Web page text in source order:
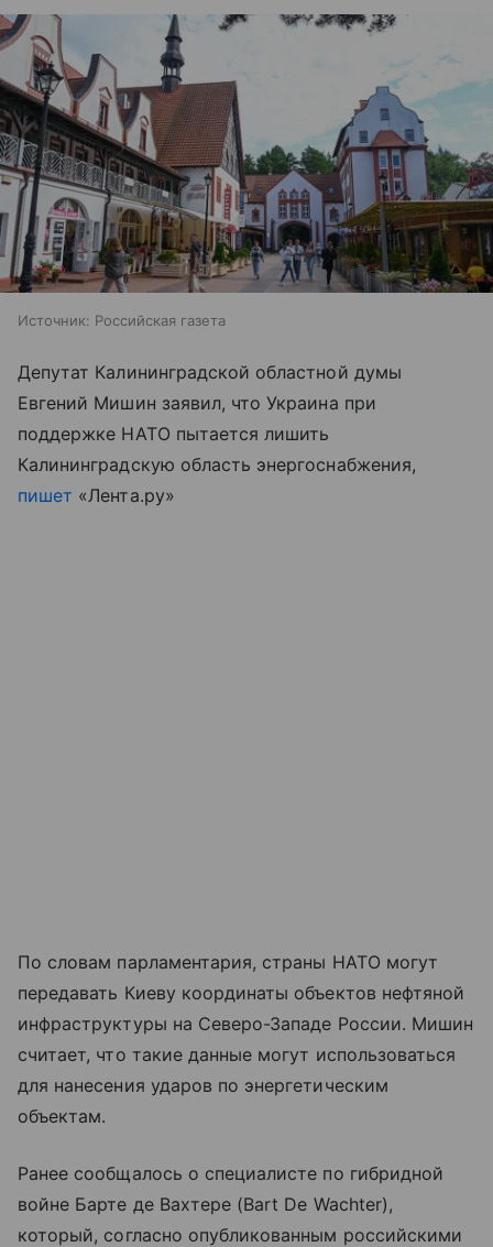
Источник: Российская газета
Депутат Калининградской областной думы
Евгений Мишин заявил, что Украина при
поддержке НАТО пытается лишить
Калининградскую область энергоснабжения,
пишет «Лента.ру»
По словам парламентария, страны НАТО могут
передавать Киеву координаты объектов нефтяной
инфраструктуры на Северо-Западе России. Мишин
считает, что такие данные могут использоваться
для нанесения ударов по энергетическим
объектам.
Ранее сообщалось о специалисте по гибридной
войне Бартe де Вахтере (Bart De Wachter),
который, согласно опубликованным российскими